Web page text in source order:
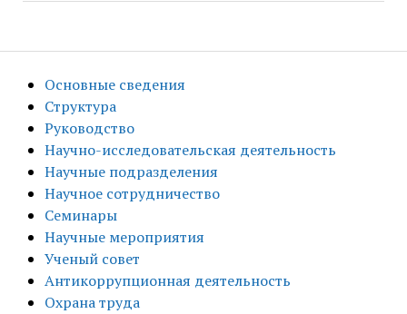
Основные сведения
Структура
Руководство
Научно-исследовательская деятельность
Научные подразделения
Научное сотрудничество
Семинары
Научные мероприятия
Ученый совет
Антикоррупционная деятельность
Охрана труда